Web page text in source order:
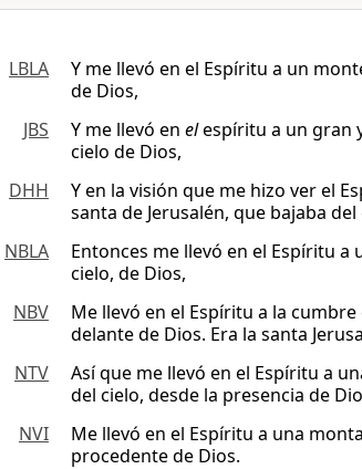
LBLA
Y me llevó en el Espíritu a un
de Dios,
JBS
Y me llevó en elespíritu a un gran
cielo de Dios,
DHH
Y en la visión que me hizo ver el
santa de Jerusalén, que bajaba
NBLA
Entonces me llevó en el Espíritu
cielo, de Dios,
NBV
Me llevó en el Espíritu a la
delante de Dios. Era la santa
NTV
Así que me llevó en el Espíritu a
del cielo, desde la presencia de
NVI
Me llevó en el Espíritu a una
procedente de Dios.